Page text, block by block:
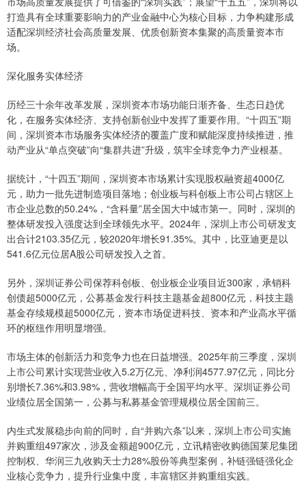
打造具有全球重要影响力的产业金融中心为核心目标，力争构建形成
适配深圳经济社会高质量发展、优质创新资本集聚的高质量资本市
场。
深化服务实体经济
历经三十余年改革发展，深圳资本市场功能日渐齐备、生态日趋优
化，在服务实体经济、支持创新创业中发挥了重要作用。“十四五”期
间，深圳资本市场服务实体经济的覆盖广度和赋能深度持续推进，推
动产业从“单点突破”向“集群共进”升级，筑牢全球竞争力产业根基。
据统计，“十四五”期间，深圳资本市场累计实现股权融资超4000亿
元，助力一批先进制造项目落地；创业板与科创板上市公司占辖区上
市企业总数的50.24%，“含科量”居全国大中城市第一。同时，深圳的
整体研发投入强度达到全球领先水平。2024年，深圳上市公司研发支
出合计2103.35亿元，较2020年增长91.35%。其中，比亚迪更是以
541.6亿元位居A股公司研发投入之首。
另外，深圳证券公司保荐科创板、创业板企业项目近300家，承销科
创债超5000亿元，公募基金发行科技主题基金超800亿元，科技主题
基金存续规模超5000亿元，资本市场促进科技、资本和产业高水平循
环的枢纽作用明显增强。
市场主体的创新活力和竞争力也在日益增强。2025年前三季度，深圳
上市公司累计实现营业收入5.2万亿元、净利润4577.97亿元，同比分
别增长7.36%和3.98%，营收增幅高于全国平均水平。深圳证券公司
业绩位居全国第一，公募与私募基金管理规模位居全国前三。
内生式发展稳步向前的同时，自“并购六条”以来，深圳上市公司实施
并购重组497家次，涉及金额超900亿元，立讯精密收购德国莱尼集团
控制权、华润三九收购天士力28%股份等典型案例，补链强链强化企
业核心竞争力，提升行业集中度，丰富辖区并购重组实践。